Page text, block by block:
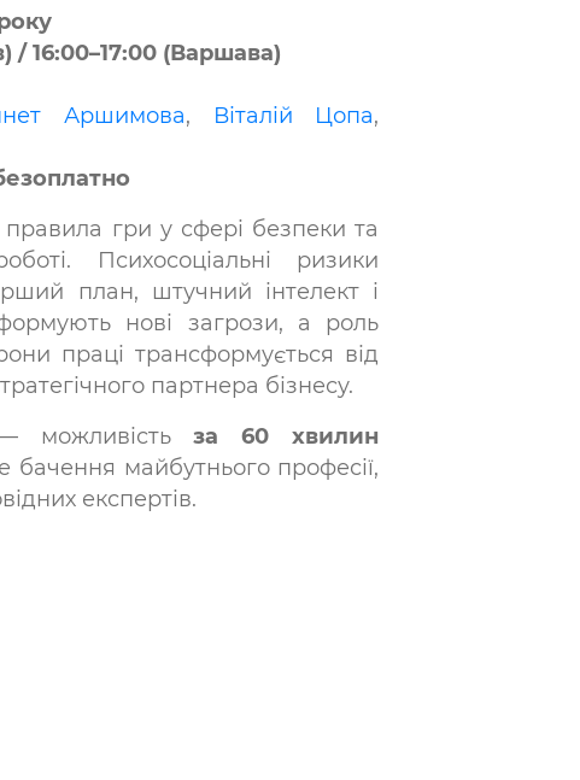
/ 16:00–17:00 (Варшава)
Аршимова, Віталій Цопа,
правила гри у сфері безпеки та
Психосоціальні ризики
план, штучний інтелект і
нові загрози, а роль
праці трансформується від
партнера бізнесу.
можливістьза 60 хвилин
бачення майбутнього професії,
експертів.